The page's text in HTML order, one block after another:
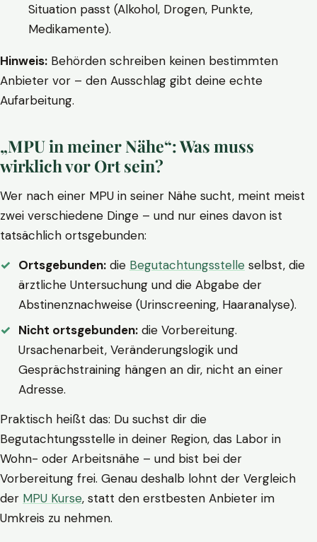
Situation passt (Alkohol, Drogen, Punkte,
Medikamente).
Hinweis: Behörden schreiben keinen bestimmten
Anbieter vor – den Ausschlag gibt deine echte
Aufarbeitung.
„MPU in meiner Nähe“: Was muss
wirklich vor Ort sein?
Wer nach einer MPU in seiner Nähe sucht, meint meist
zwei verschiedene Dinge – und nur eines davon ist
tatsächlich ortsgebunden:
Ortsgebunden: die Begutachtungsstelle selbst, die
ärztliche Untersuchung und die Abgabe der
Abstinenznachweise (Urinscreening, Haaranalyse).
Nicht ortsgebunden: die Vorbereitung.
Ursachenarbeit, Veränderungslogik und
Gesprächstraining hängen an dir, nicht an einer
Adresse.
Praktisch heißt das: Du suchst dir die
Begutachtungsstelle in deiner Region, das Labor in
Wohn- oder Arbeitsnähe – und bist bei der
Vorbereitung frei. Genau deshalb lohnt der Vergleich
der MPU Kurse, statt den erstbesten Anbieter im
Umkreis zu nehmen.